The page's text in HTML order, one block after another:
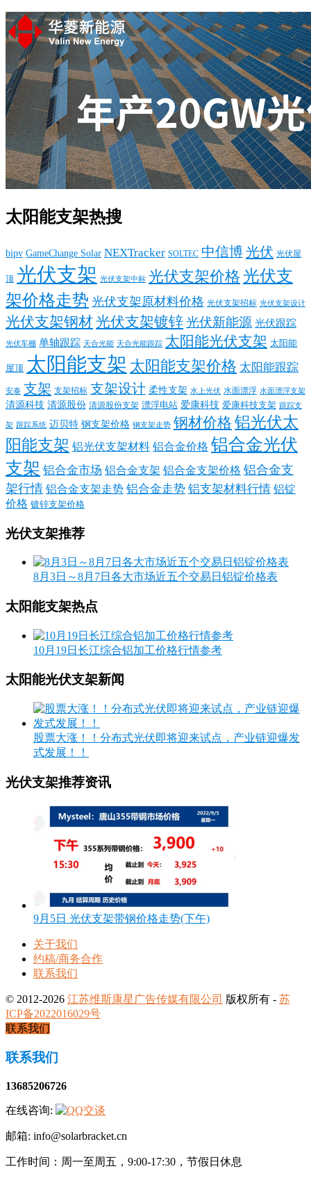
太阳能支架热搜
bipv GameChange Solar NEXTracker SOLTEC 中信博光伏 光伏屋
顶 光伏支架 光伏支架中标 光伏支架价格 光伏支
架价格走势 光伏支架原材料价格 光伏支架招标 光伏支架设计
光伏支架钢材光伏支架镀锌光伏新能源 光伏跟踪
光伏车棚 单轴跟踪 天合光能 天合光能跟踪 太阳能光伏支架 太阳能
屋顶 太阳能支架 太阳能支架价格 太阳能跟踪
安泰 支架 支架招标 支架设计 柔性支架 水上光伏 水面漂浮 水面漂浮支架
清源科技 清源股份 清源股份支架 漂浮电站 爱康科技 爱康科技支架 跟踪支
架 跟踪系统 迈贝特 钢支架价格 钢支架走势 钢材价格 铝光伏太
阳能支架 铝光伏支架材料 铝合金价格 铝合金光伏
支架 铝合金市场 铝合金支架 铝合金支架价格 铝合金支
架行情 铝合金支架走势 铝合金走势 铝支架材料行情 铝锭
价格 镀锌支架价格
光伏支架推荐
8月3日～8月7日各大市场近五个交易日铝锭价格表
太阳能支架热点
10月19日长江综合铝加工价格行情参考
太阳能光伏支架新闻
股票大涨！！分布式光伏即将迎来试点，产业链迎爆发
式发展！！
光伏支架推荐资讯
9月5日 光伏支架带钢价格走势(下午)
关于我们
约稿/商务合作
联系我们
© 2012-2026 江苏维斯康星广告传媒有限公司 版权所有 - 苏
ICP备2022016029号
联系我们
联系我们
13685206726
在线咨询:
邮箱: info@solarbracket.cn
工作时间：周一至周五，9:00-17:30，节假日休息